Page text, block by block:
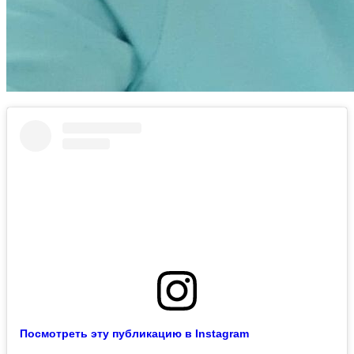
Посмотреть эту публикацию в Instagram